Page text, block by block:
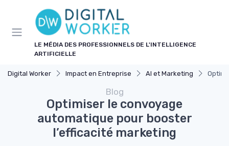
LE MÉDIA DES PROFESSIONNELS DE L'INTELLIGENCE
ARTIFICIELLE
Digital Worker Impact en Entreprise AI et Marketing
Blog
Optimiser le convoyage
automatique pour booster
l’efficacité marketing